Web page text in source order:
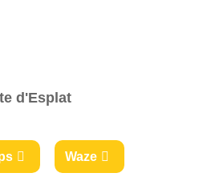
d'Esplat
Waze